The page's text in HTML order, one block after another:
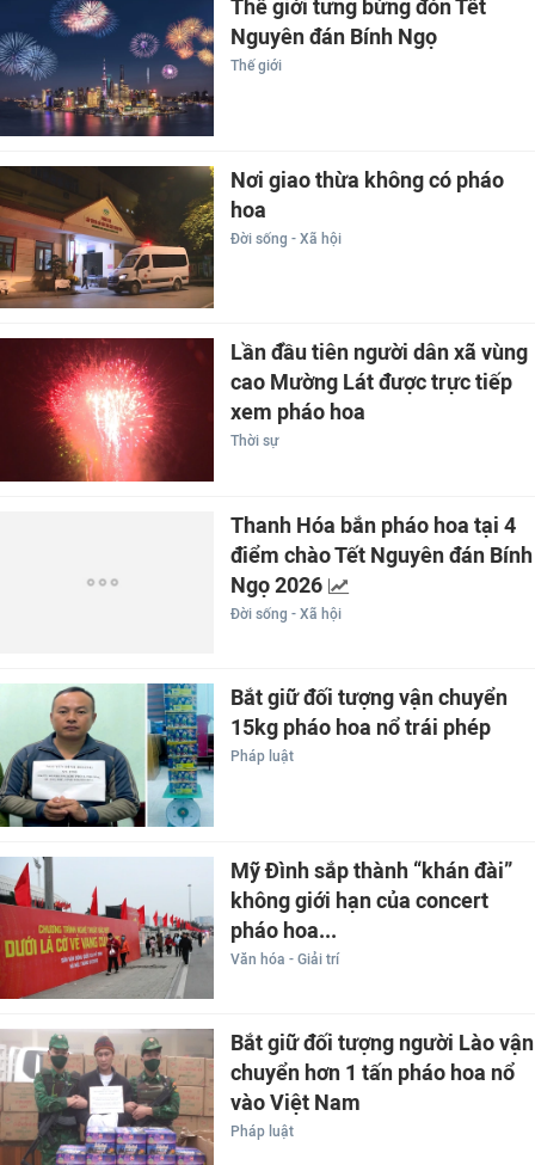
Thế giới tưng bừng đón Tết
Nguyên đán Bính Ngọ
Thế giới
Nơi giao thừa không có pháo
hoa
Đời sống - Xã hội
Lần đầu tiên người dân xã vùng
cao Mường Lát được trực tiếp
xem pháo hoa
Thời sự
Thanh Hóa bắn pháo hoa tại 4
điểm chào Tết Nguyên đán Bính
Ngọ 2026
Đời sống - Xã hội
Bắt giữ đối tượng vận chuyển
15kg pháo hoa nổ trái phép
Pháp luật
Mỹ Đình sắp thành “khán đài”
không giới hạn của concert
pháo hoa...
Văn hóa - Giải trí
Bắt giữ đối tượng người Lào vận
chuyển hơn 1 tấn pháo hoa nổ
vào Việt Nam
Pháp luật